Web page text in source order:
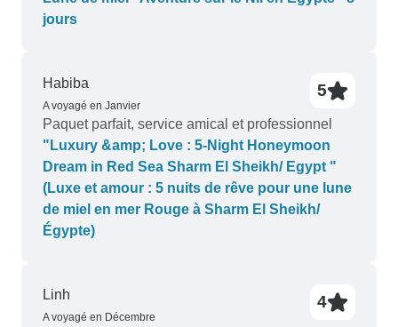
culturelle et éducative de haut niveau. Cela fait
pour vous souhaiter la bienvenue et vous
remercier d'être venus. C'était un voyage sûr et
remarquable que je n'oublierai pas. Nous
recommandons sans aucun doute ce voyage :)
jours
Habiba
A voyagé en Janvier
5
Paquet parfait, service amical et professionnel
"Luxury &amp; Love : 5-Night Honeymoon
Dream in Red Sea Sharm El Sheikh/ Egypt "
(Luxe et amour : 5 nuits de rêve pour une lune
de miel en mer Rouge à Sharm El Sheikh/
Égypte)
Linh
A voyagé en Décembre
4